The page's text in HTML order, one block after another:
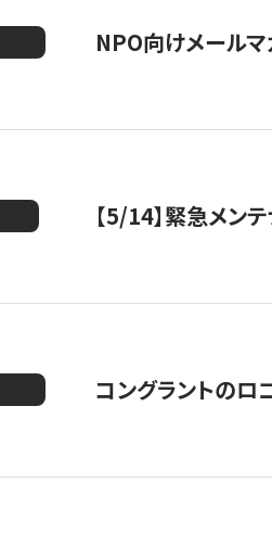
NPO向けメール
【5/14】緊急メン
コングラントのロ